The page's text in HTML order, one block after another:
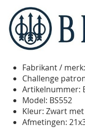
Fabrikant /
Challenge
Artikelnummer:
Model: BS552
Kleur: Zwart
Afmetingen: